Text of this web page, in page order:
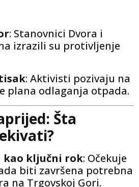
: Stanovnici Dvora i
izrazili su protivljenje
: Aktivisti pozivaju na
plana odlaganja otpada.
Šta
kao ključni rok: Očekuje
biti završena potrebna
na Trgovskoj Gori.